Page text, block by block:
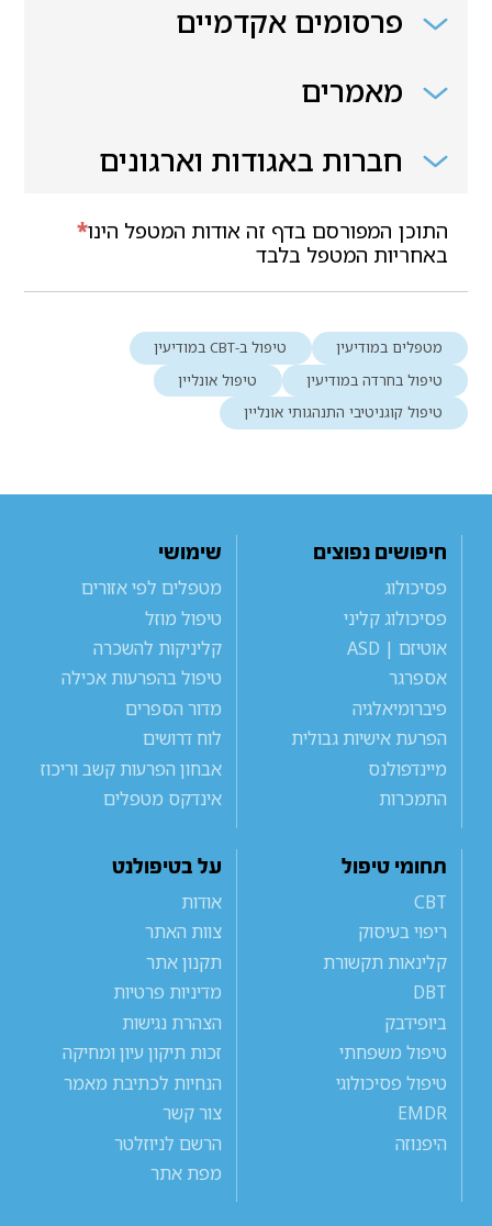
פרסומים אקדמיים
מאמרים
חברות באגודות וארגונים
*התוכן המפורסם בדף זה אודות המטפל הינו
באחריות המטפל בלבד
מטפלים במודיעין
טיפול ב-CBT במודיעין
טיפול בחרדה במודיעין
טיפול אונליין
טיפול קוגניטיבי התנהגותי אונליין
חיפושים נפוצים
פסיכולוג
פסיכולוג קליני
אוטיזם | ASD
אספרגר
פיברומיאלגיה
הפרעת אישיות גבולית
מיינדפולנס
התמכרות
שימושי
מטפלים לפי אזורים
טיפול מוזל
קליניקות להשכרה
טיפול בהפרעות אכילה
מדור הספרים
לוח דרושים
אבחון הפרעות קשב וריכוז
אינדקס מטפלים
תחומי טיפול
CBT
ריפוי בעיסוק
קלינאות תקשורת
DBT
ביופידבק
טיפול משפחתי
טיפול פסיכולוגי
EMDR
היפנוזה
על בטיפולנט
אודות
צוות האתר
תקנון אתר
מדיניות פרטיות
הצהרת נגישות
זכות תיקון עיון ומחיקה
הנחיות לכתיבת מאמר
צור קשר
הרשם לניוזלטר
מפת אתר